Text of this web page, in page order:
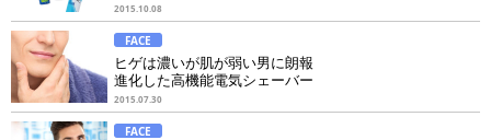
2015.10.08
FACE
ヒゲは濃いが肌が弱い男に朗報
進化した高機能電気シェーバー
2015.07.30
FACE